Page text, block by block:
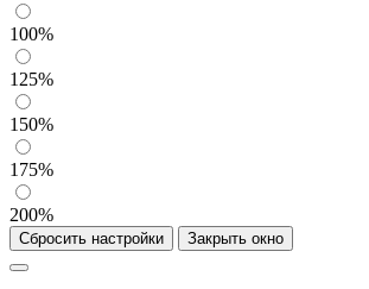
100%
125%
150%
175%
200%
Сбросить настройки Закрыть окно